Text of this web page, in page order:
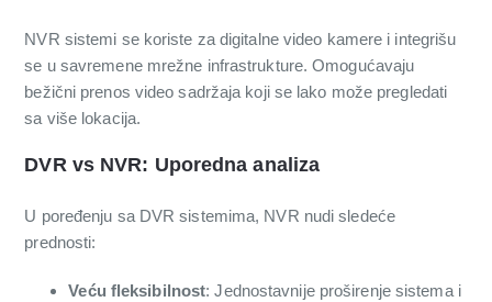
NVR sistemi se koriste za digitalne video kamere i integrišu
se u savremene mrežne infrastrukture. Omogućavaju
bežični prenos video sadržaja koji se lako može pregledati
sa više lokacija.
DVR vs NVR: Uporedna analiza
U poređenju sa DVR sistemima, NVR nudi sledeće
prednosti:
Veću fleksibilnost: Jednostavnije proširenje sistema i